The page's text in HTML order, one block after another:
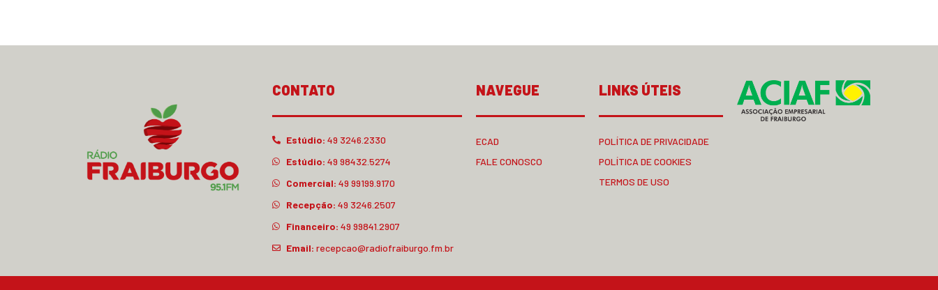
CONTATO
Estúdio: 49 3246.2330
Estúdio: 49 98432.5274
Comercial: 49 99199.9170
Recepção: 49 3246.2507
Financeiro: 49 99841.2907
Email: recepcao@radiofraiburgo.fm.br
NAVEGUE
ECAD
FALE CONOSCO
LINKS ÚTEIS
POLÍTICA DE PRIVACIDADE
POLÍTICA DE COOKIES
TERMOS DE USO